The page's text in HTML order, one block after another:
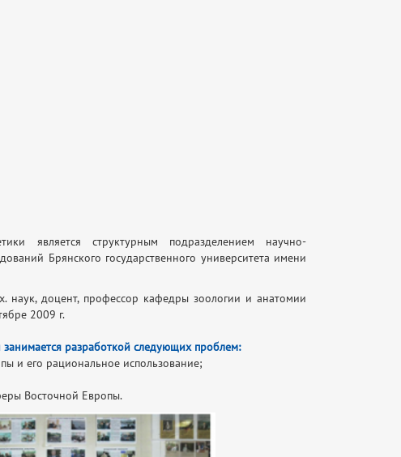
является структурным подразделением научно-
Брянского государственного университета имени
наук, доцент, профессор кафедры зоологии и анатомии
2009 г.
разработкой следующих проблем:
и его рациональное использование;
Восточной Европы.